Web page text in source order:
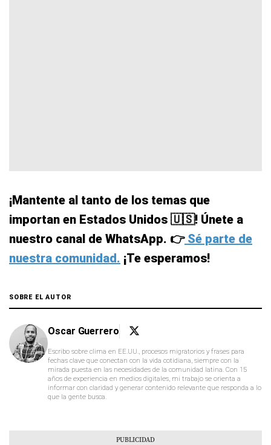
¡Mantente al tanto de los temas que
importan en Estados Unidos 🇺🇸! Únete a
nuestro canal de WhatsApp. 👉Sé parte de
nuestra comunidad. ¡Te esperamos!
SOBRE EL AUTOR
Oscar Guerrero
Escribo sobre clima en EE.UU., procesos migratorios y frases para
fechas clave que conectan con la vida cotidiana, siempre con la
mirada puesta en las necesidades de la comunidad latina. Con 15
años de experiencia en medios digitales, mi trabajo se orienta a
informar con claridad y generar contenido relevante que responda a lo
que la gente busca.